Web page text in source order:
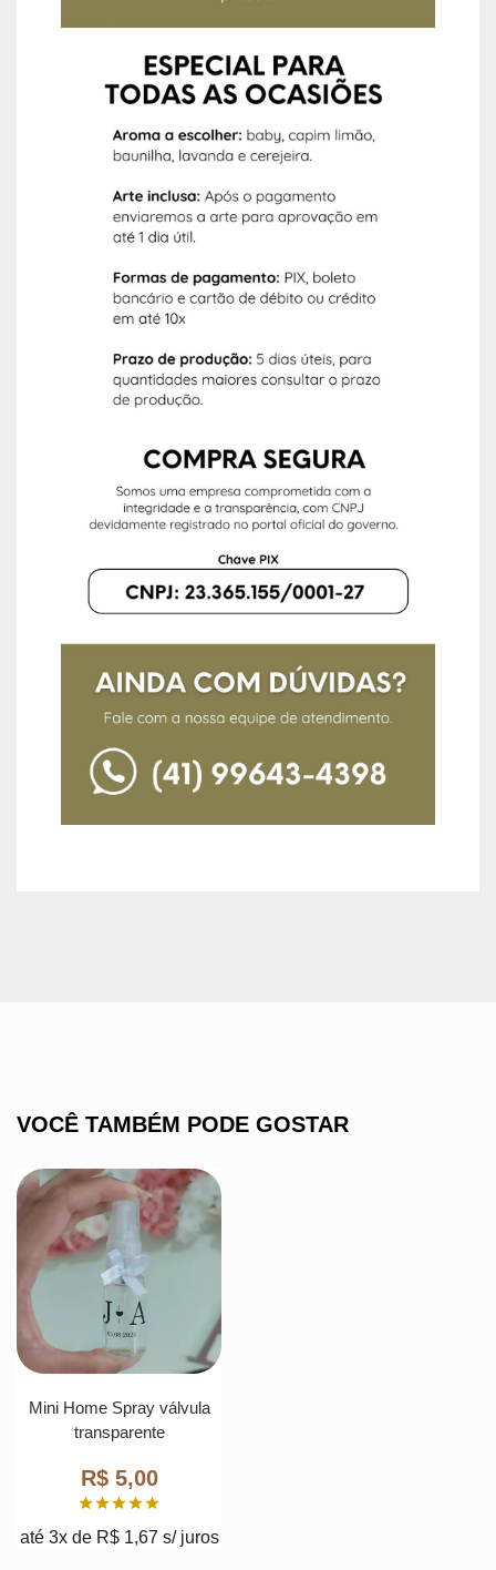
VOCÊ TAMBÉM PODE GOSTAR
Mini Home Spray válvula
transparente
R$5,00
até 3x de R$1,67 s/ juros